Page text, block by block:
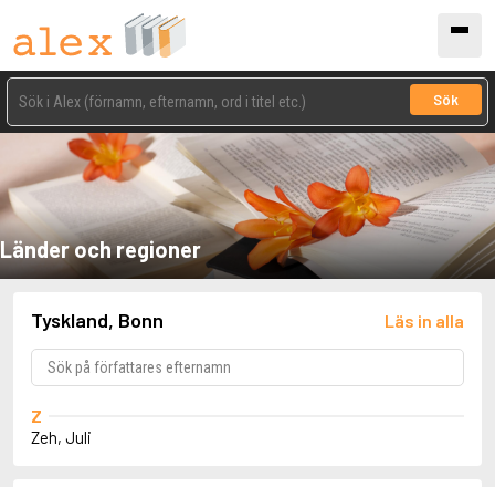
Sök
Länder och regioner
Tyskland, Bonn Läs in alla
Z
Zeh, Juli